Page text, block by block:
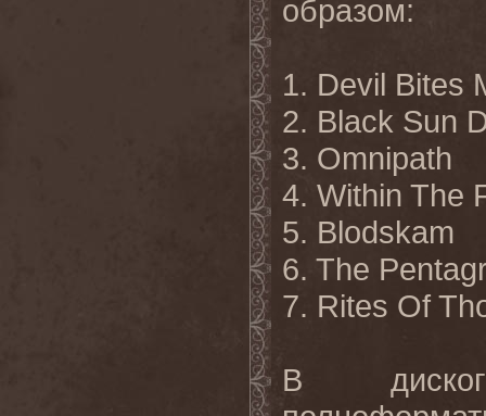
образом:
1. Devil Bites
2. Black Sun
3. Omnipath
4. Within The
5. Blodskam
6. The
7. Rites Of
В